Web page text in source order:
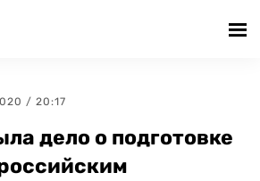
/ 20:17
дело о подготовке